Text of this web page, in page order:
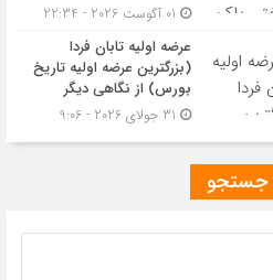
عرضه اولیه تابان فردا
(بزرگترین عرضه اولیه تاریخ
بورس) از نگاهی دیگر
جستجو